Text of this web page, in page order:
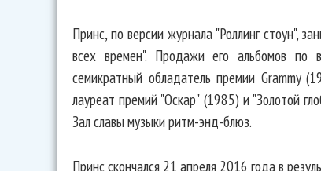
Принс, по версии журнала "Роллинг стоун",
всех времен". Продажи его альбомов
семикратный обладатель премии
лауреат премий "Оскар" (1985) и "Золотой
Зал славы музыки ритм-энд-блюз.
Принс скончался 21 апреля 2016 года в